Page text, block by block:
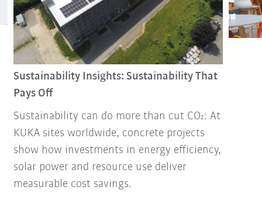
Sustainability Insights: Sustainability That
Pays Off
Sustainability can do more than cut CO₂: At
KUKA sites worldwide, concrete projects
show how investments in energy efficiency,
solar power and resource use deliver
measurable cost savings.